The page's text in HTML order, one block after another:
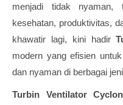
menjadi tidak nyaman,
kesehatan, produktivitas,
khawatir lagi, kini hadir
modern yang efisien
dan nyaman di berbagai
Turbin Ventilator